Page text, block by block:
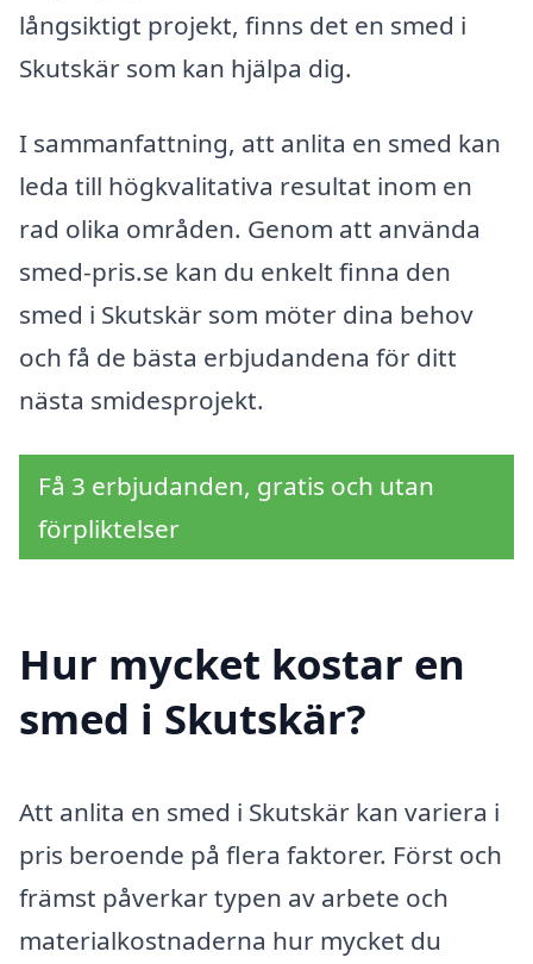
långsiktigt projekt, finns det en smed i
Skutskär som kan hjälpa dig.
I sammanfattning, att anlita en smed kan
leda till högkvalitativa resultat inom en
rad olika områden. Genom att använda
smed-pris.se kan du enkelt finna den
smed i Skutskär som möter dina behov
och få de bästa erbjudandena för ditt
nästa smidesprojekt.
Få 3 erbjudanden, gratis och utan
förpliktelser
Hur mycket kostar en
smed i Skutskär?
Att anlita en smed i Skutskär kan variera i
pris beroende på flera faktorer. Först och
främst påverkar typen av arbete och
materialkostnaderna hur mycket du